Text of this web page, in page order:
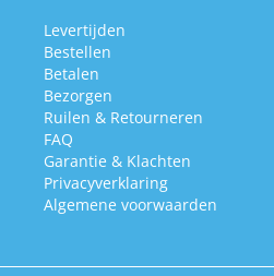
Levertijden
Bestellen
Betalen
Bezorgen
Ruilen & Retourneren
FAQ
Garantie & Klachten
Privacyverklaring
Algemene voorwaarden